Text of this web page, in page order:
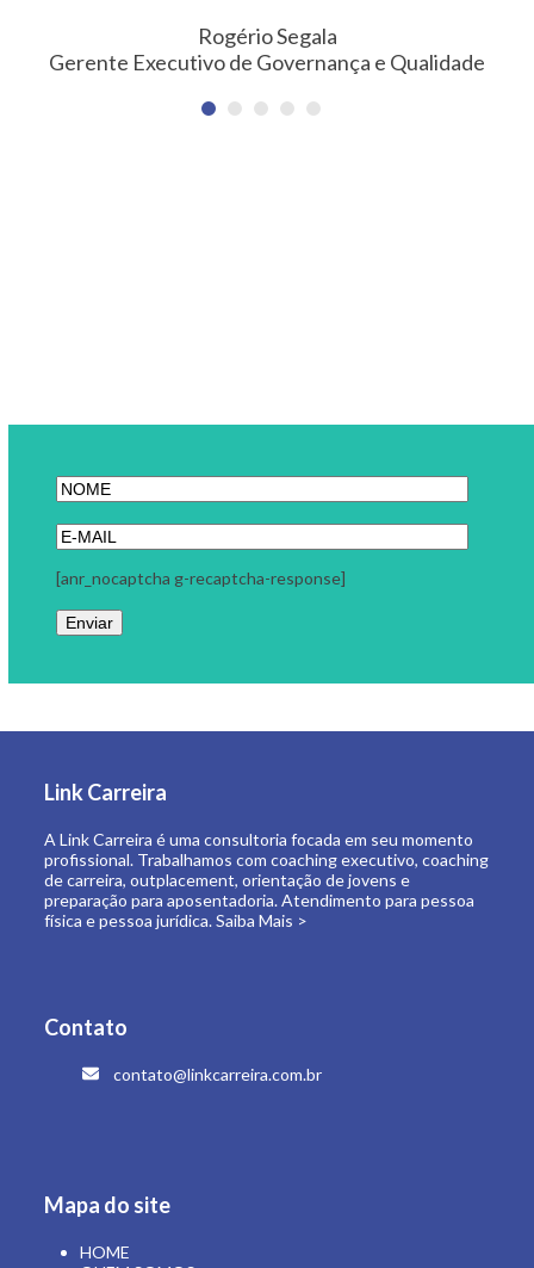
Rogério Segala
Gerente Executivo de Governança e Qualidade
física e pessoa jurídica.
Contato
Mapa do site
E-BOOKS
ARTIGOS
ÁREA RESTRITA